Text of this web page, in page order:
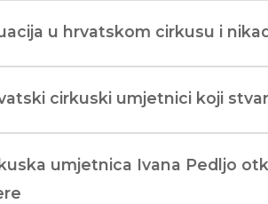
u hrvatskom cirkusu i
cirkuski umjetnici koji
umjetnica Ivana Pedljo